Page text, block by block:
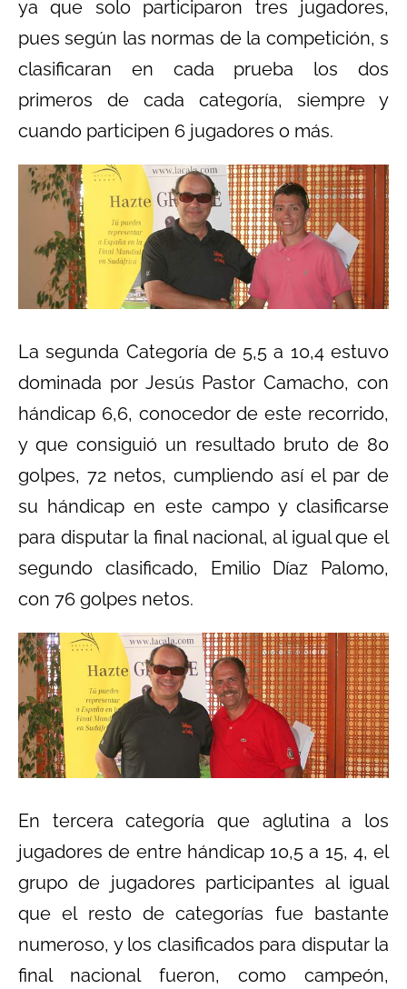
ya que solo participaron tres jugadores,
pues según las normas de la competición, s
clasificaran en cada prueba los dos
primeros de cada categoría, siempre y
cuando participen 6 jugadores o más.
La segunda Categoría de 5,5 a 10,4 estuvo
dominada por Jesús Pastor Camacho, con
hándicap 6,6, conocedor de este recorrido,
y que consiguió un resultado bruto de 80
golpes, 72 netos, cumpliendo así el par de
su hándicap en este campo y clasificarse
para disputar la final nacional, al igual que el
segundo clasificado, Emilio Díaz Palomo,
con 76 golpes netos.
En tercera categoría que aglutina a los
jugadores de entre hándicap 10,5 a 15, 4, el
grupo de jugadores participantes al igual
que el resto de categorías fue bastante
numeroso, y los clasificados para disputar la
final nacional fueron, como campeón,